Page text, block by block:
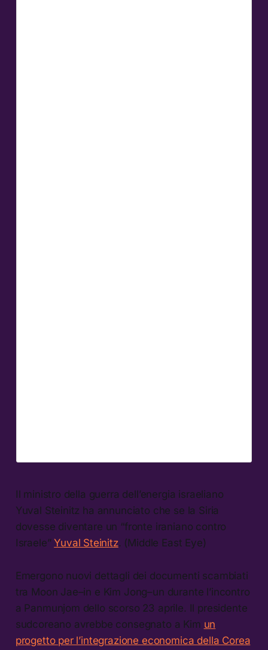
Il ministro della guerra dell’energia israeliano
Yuval Steinitz ha annunciato che se la Siria
dovesse diventare un “fronte iraniano contro
Israele”Yuval Steinitz. (Middle East Eye)
Emergono nuovi dettagli dei documenti scambiati
tra Moon Jae–in e Kim Jong–un durante l’incontro
a Panmunjom dello scorso 23 aprile. Il presidente
sudcoreano avrebbe consegnato a Kim un
progetto per l’integrazione economica della Corea